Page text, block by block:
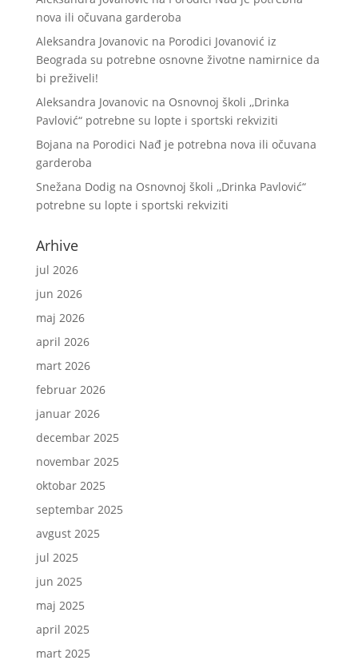
nova ili očuvana garderoba
Aleksandra Jovanovic na Porodici Jovanović iz
Beograda su potrebne osnovne životne namirnice da
bi preživeli!
Aleksandra Jovanovic na Osnovnoj školi ,,Drinka
Pavlović“ potrebne su lopte i sportski rekviziti
Bojana na Porodici Nađ je potrebna nova ili očuvana
garderoba
Snežana Dodigna Osnovnoj školi ,,Drinka Pavlović“
potrebne su lopte i sportski rekviziti
Arhive
jul 2026
jun 2026
maj 2026
april 2026
mart 2026
februar 2026
januar 2026
decembar 2025
novembar 2025
oktobar 2025
septembar 2025
avgust 2025
jul 2025
jun 2025
maj 2025
april 2025
mart 2025